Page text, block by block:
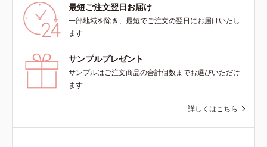
ではありません※敏感肌対象パッチ
テスト済（すべての人に皮膚刺激が
おきないというわけではありませ
最短ご注文翌日お届け
一部地域を除き、最短でご注文の翌日にお届けいたし
ます
サンプルプレゼント
サンプルはご注文商品の合計個数までお選びいただけ
ます
詳しくはこちら